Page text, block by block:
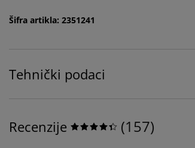
Šifra artikla: 2351241
Tehnički podaci
Recenzije (157)